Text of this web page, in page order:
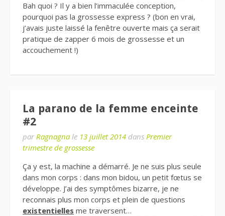
Bah quoi ? Il y a bien l’immaculée conception,
pourquoi pas la grossesse express ? (bon en vrai,
j’avais juste laissé la fenêtre ouverte mais ça serait
pratique de zapper 6 mois de grossesse et un
accouchement !)
La parano de la femme enceinte
#2
par Ragnagna le 13 juillet 2014 dans Premier
trimestre de grossesse
Ça y est, la machine a démarré. Je ne suis plus seule
dans mon corps : dans mon bidou, un petit fœtus se
développe. J’ai des symptômes bizarre, je ne
reconnais plus mon corps et plein de questions
existentielles me traversent…